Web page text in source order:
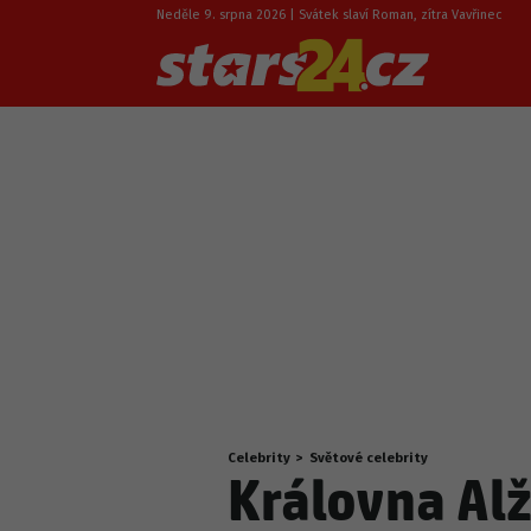
Neděle 9. srpna 2026 | Svátek slaví Roman, zítra Vavřinec
Nacházíte
se
zde:
Celebrity > Světové celebrity
Královna